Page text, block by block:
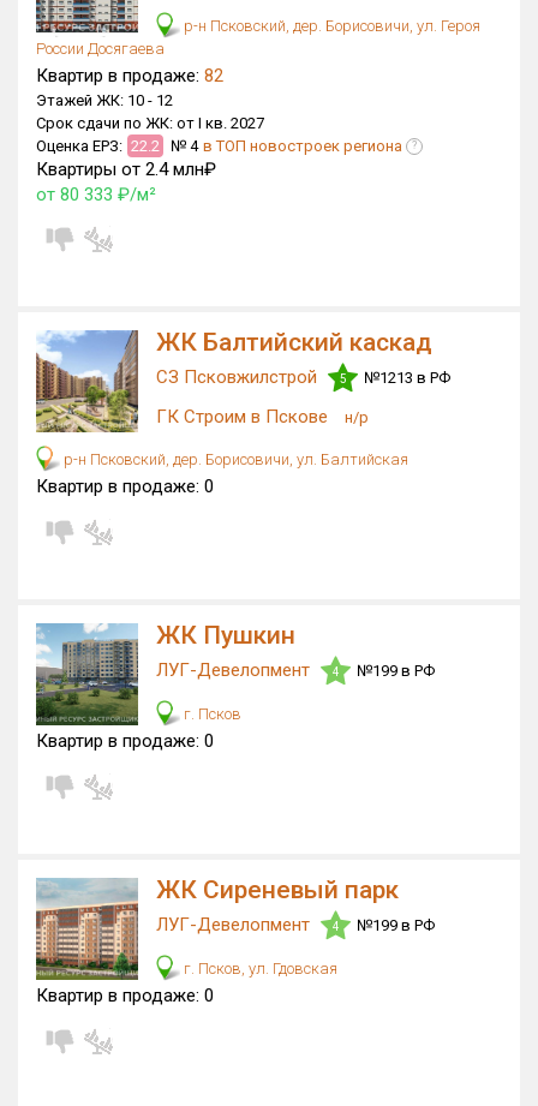
р-н Псковский, дер. Борисовичи, ул. Героя
России Досягаева
Квартир в продаже: 82
Этажей ЖК: 10 - 12
Срок сдачи по ЖК: от I кв. 2027
Оценка ЕРЗ: 22.2 № 4 в ТОП новостроек региона ?
Квартиры от 2.4 млн₽
от 80 333 ₽/м²
ЖК Балтийский каскад
СЗ Псковжилстрой 5 №1213 в РФ
ГК Строим в Пскове н/р
р-н Псковский, дер. Борисовичи, ул. Балтийская
Квартир в продаже: 0
ЖК Пушкин
ЛУГ-Девелопмент 4 №199 в РФ
г. Псков
Квартир в продаже: 0
ЖК Сиреневый парк
ЛУГ-Девелопмент 4 №199 в РФ
г. Псков, ул. Гдовская
Квартир в продаже: 0